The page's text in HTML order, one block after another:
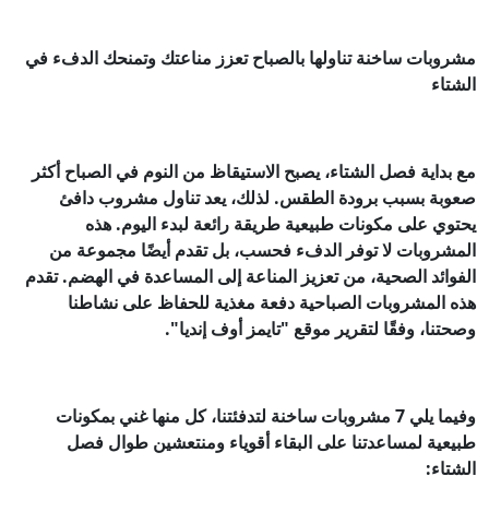
مشروبات ساخنة تناولها بالصباح تعزز مناعتك وتمنحك الدفء في
الشتاء
مع بداية فصل الشتاء، يصبح الاستيقاظ من النوم في الصباح أكثر
صعوبة بسبب برودة الطقس. لذلك، يعد تناول مشروب دافئ
يحتوي على مكونات طبيعية طريقة رائعة لبدء اليوم. هذه
المشروبات لا توفر الدفء فحسب، بل تقدم أيضًا مجموعة من
الفوائد الصحية، من تعزيز المناعة إلى المساعدة في الهضم. تقدم
هذه المشروبات الصباحية دفعة مغذية للحفاظ على نشاطنا
وصحتنا، وفقًا لتقرير موقع "تايمز أوف إنديا".
وفيما يلي 7 مشروبات ساخنة لتدفئتنا، كل منها غني بمكونات
طبيعية لمساعدتنا على البقاء أقوياء ومنتعشين طوال فصل
الشتاء: